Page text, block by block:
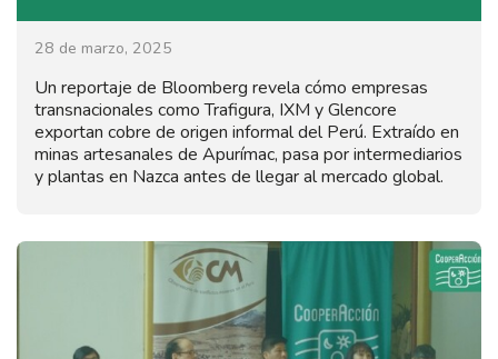
28 de marzo, 2025
Un reportaje de Bloomberg revela cómo empresas
transnacionales como Trafigura, IXM y Glencore
exportan cobre de origen informal del Perú. Extraído en
minas artesanales de Apurímac, pasa por intermediarios
y plantas en Nazca antes de llegar al mercado global.